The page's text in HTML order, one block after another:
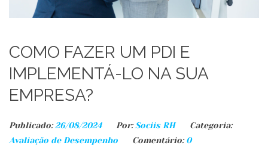
COMO FAZER UM PDI E
IMPLEMENTÁ-LO NA SUA
EMPRESA?
Publicado: 26/08/2024 Por: Sociis RH
Categoria:
Avaliação de Desempenho
Comentário:0